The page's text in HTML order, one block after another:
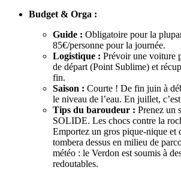
Budget & Orga :
Guide : Obligatoire pour la
85€/personne pour la journée.
Logistique : Prévoir une voiture
de départ (Point Sublime) et
fin.
Saison : Courte ! De fin juin à
le niveau de l’eau. En juillet,
Tips du baroudeur : Prenez un
SOLIDE. Les chocs contre la
Emportez un gros pique-nique et
tombera dessus en milieu de
météo : le Verdon est soumis à
redoutables.